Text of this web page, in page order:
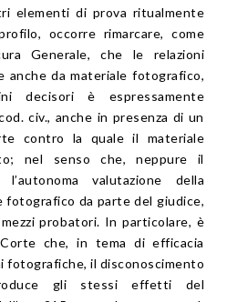
elementi di prova ritualmente
occorre rimarcare, come
Generale, che le relazioni
anche da materiale fotografico,
decisori è espressamente
civ., anche in presenza di un
contro la quale il materiale
nel senso che, neppure il
valutazione della
da parte del giudice,
probatori. In particolare, è
che, in tema di efficacia
fotografiche, il disconoscimento
gli stessi effetti del